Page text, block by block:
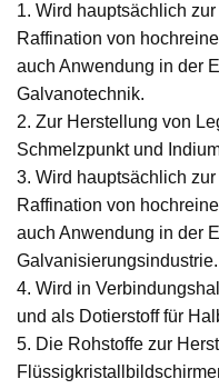
1. Wird hauptsächlich
Raffination von
auch Anwendung in der
Galvanotechnik.
2. Zur Herstellung von
Schmelzpunkt und
3. Wird hauptsächlich
Raffination von
auch Anwendung in der
Galvanisierungsindustrie.
4. Wird in
und als Dotierstoff für
5. Die Rohstoffe zur